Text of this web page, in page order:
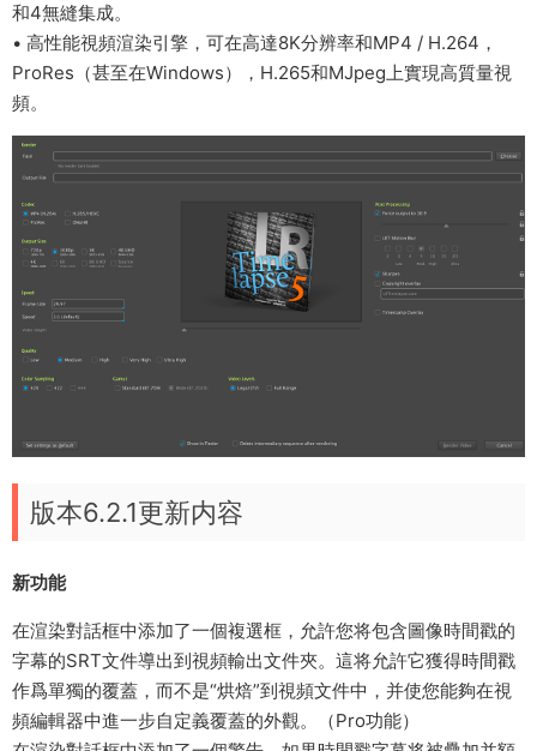
和4無縫集成。
• 高性能視頻渲染引擎，可在高達8K分辨率和MP4 / H.264，
ProRes（甚至在Windows），H.265和MJpeg上實現高質量視
頻。
版本6.2.1更新内容
新功能
在渲染對話框中添加了一個複選框，允許您将包含圖像時間戳的
字幕的SRT文件導出到視頻輸出文件夾。這将允許它獲得時間戳
作爲單獨的覆蓋，而不是“烘焙”到視頻文件中，并使您能夠在視
頻編輯器中進一步自定義覆蓋的外觀。（Pro功能）